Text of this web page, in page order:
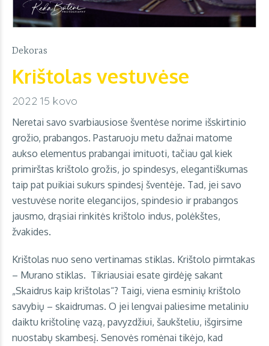
Dekoras
Krištolas vestuvėse
2022 15 kovo
Neretai savo svarbiausiose šventėse norime išskirtinio
grožio, prabangos. Pastaruoju metu dažnai matome
aukso elementus prabangai imituoti, tačiau gal kiek
primirštas krištolo grožis, jo spindesys, elegantiškumas
taip pat puikiai sukurs spindesį šventėje. Tad, jei savo
vestuvėse norite elegancijos, spindesio ir prabangos
jausmo, drąsiai rinkitės krištolo indus, polėkštes,
žvakides.
Krištolas nuo seno vertinamas stiklas. Krištolo pirmtakas
– Murano stiklas. Tikriausiai esate girdėję sakant
„Skaidrus kaip krištolas“? Taigi, viena esminių krištolo
savybių – skaidrumas. O jei lengvai paliesime metaliniu
daiktu krištolinę vazą, pavyzdžiui, šaukšteliu, išgirsime
nuostabų skambesį. Senovės romėnai tikėjo, kad